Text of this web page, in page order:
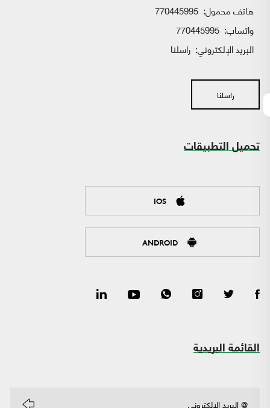
هاتف محمول: 770445995
واتساب:
البريد الإلكتروني: راسلنا
راسلنا
تحميل التطبيقات
IOS
ANDROID
القائمة البريدية